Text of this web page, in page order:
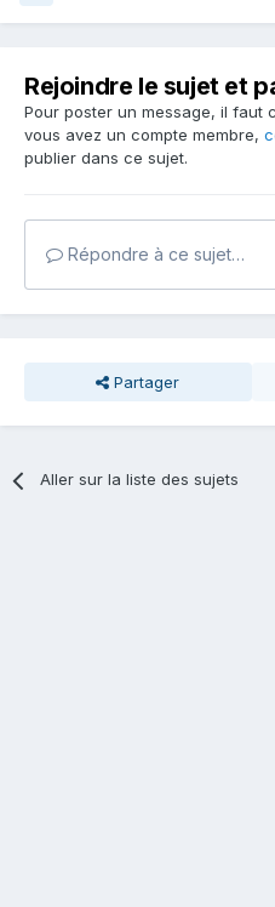
Rejoindre le sujet et
Pour poster un message, il faut
vous avez un compte membre,
publier dans ce sujet.
Répondre à ce sujet…
Partager
Aller sur la liste des sujets